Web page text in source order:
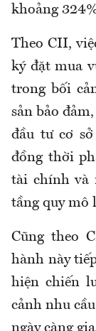
khoảng
Theo CII,
ký đặt mua
trong bối
sản bảo
đầu tư cơ
đồng thời
tài chính và
tầng quy mô
Cũng theo
hành này
hiện chiến
cảnh nhu